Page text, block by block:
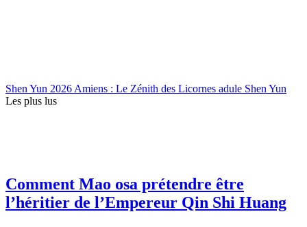
Shen Yun 2026 Amiens : Le Zénith des Licornes adule Shen Yun
Les plus lus
Comment Mao osa prétendre être
l’héritier de l’Empereur Qin Shi Huang